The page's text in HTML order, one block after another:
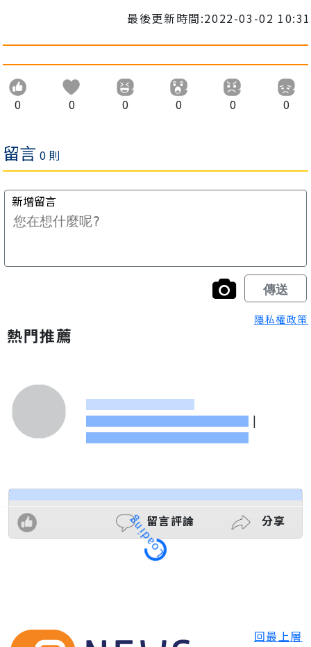
最後更新時間:2022-03-02 10:31
0 0 0 0 0 0
隱私權政策
熱門推薦
|
留言評論 分享
Loading
回最上層